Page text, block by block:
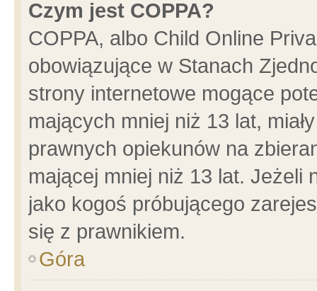
Czym jest COPPA?
COPPA, albo Child Online
obowiązujące w Stanach
strony internetowe mogące
mających mniej niż 13 lat,
prawnych opiekunów na
mającej mniej niż 13 lat. Jeżeli
jako kogoś próbującego
się z prawnikiem.
Góra